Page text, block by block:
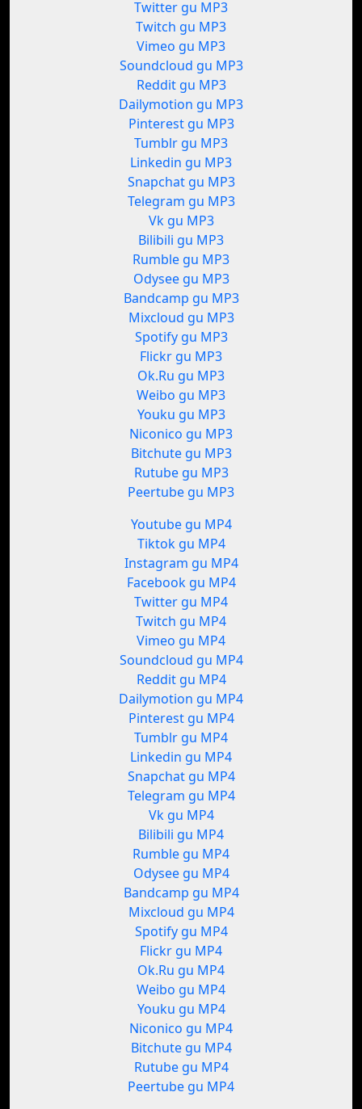
Twitter gu MP3
Twitch gu MP3
Vimeo gu MP3
Soundcloud gu MP3
Reddit gu MP3
Dailymotion gu MP3
Pinterest gu MP3
Tumblr gu MP3
Linkedin gu MP3
Snapchat gu MP3
Telegram gu MP3
Vk gu MP3
Bilibili gu MP3
Rumble gu MP3
Odysee gu MP3
Bandcamp gu MP3
Mixcloud gu MP3
Spotify gu MP3
Flickr gu MP3
Ok.Ru gu MP3
Weibo gu MP3
Youku gu MP3
Niconico gu MP3
Bitchute gu MP3
Rutube gu MP3
Peertube gu MP3
Youtube gu MP4
Tiktok gu MP4
Instagram gu MP4
Facebook gu MP4
Twitter gu MP4
Twitch gu MP4
Vimeo gu MP4
Soundcloud gu MP4
Reddit gu MP4
Dailymotion gu MP4
Pinterest gu MP4
Tumblr gu MP4
Linkedin gu MP4
Snapchat gu MP4
Telegram gu MP4
Vk gu MP4
Bilibili gu MP4
Rumble gu MP4
Odysee gu MP4
Bandcamp gu MP4
Mixcloud gu MP4
Spotify gu MP4
Flickr gu MP4
Ok.Ru gu MP4
Weibo gu MP4
Youku gu MP4
Niconico gu MP4
Bitchute gu MP4
Rutube gu MP4
Peertube gu MP4